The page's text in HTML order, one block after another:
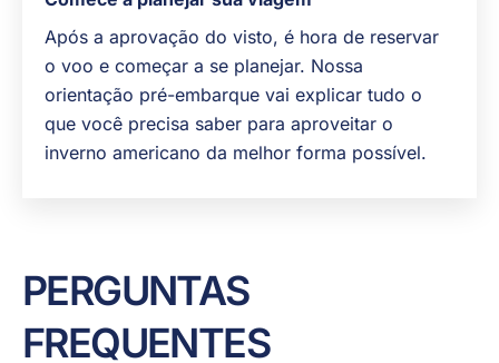
Após a aprovação do visto, é hora de reservar
o voo e começar a se planejar. Nossa
orientação pré-embarque vai explicar tudo o
que você precisa saber para aproveitar o
inverno americano da melhor forma possível.
PERGUNTAS
FREQUENTES